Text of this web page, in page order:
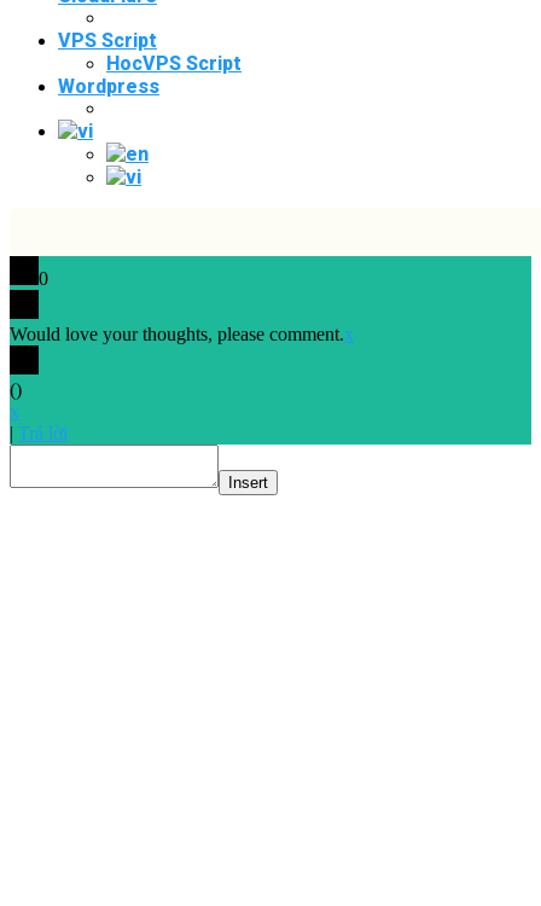
VPS Script
HocVPS Script
Wordpress
0
Would love your thoughts, please comment.x
()
x
| Trả lời
Insert